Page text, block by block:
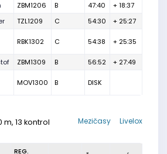
ZBM1206 B 47:40
+ 18:37
TZL1209 C 54:30 + 25:27
RBK1302 C 54:38 + 25:35
ZBM1309 B 56:52
+ 27:49
MOV1300 B DISK
m, 13 kontrol Livelox
Mezičasy
REG.